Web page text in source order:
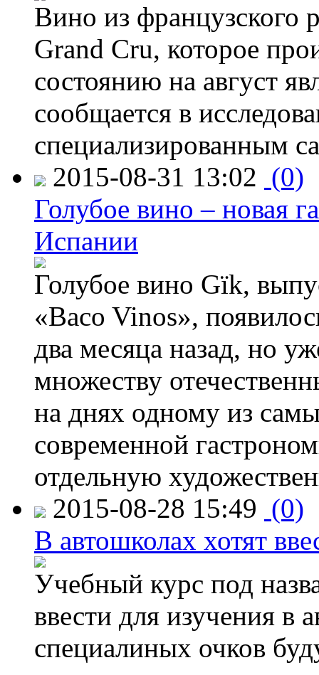
Вино из французского
Grand Cru, которое
состоянию на август
сообщается в
специализированным
2015-08-31 13:02 (0)
Голубое вино – новая
Испании
Голубое вино Gïk,
«Baco Vinos»,
два месяца назад, но
множеству
на днях одному из
современной
отдельную
2015-08-28 15:49 (0)
В автошколах хотят
Учебный курс под
ввести для изучения
специалиных очков